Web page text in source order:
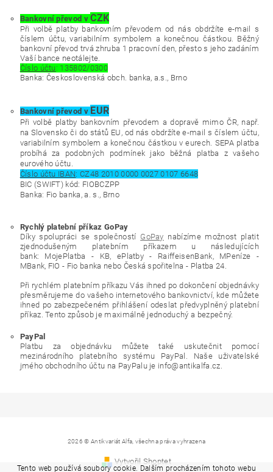
Bankovní převod vCZK
Při volbě platby bankovním převodem od nás obdržíte e-mail s
číslem účtu, variabilním symbolem a konečnou částkou. Běžný
bankovní převod trvá zhruba 1 pracovní den, přesto s jeho zadáním
Vaší bance neotálejte.
Číslo účtu: 135802/0300
Banka: Československá obch. banka, a.s., Brno
Bankovní převod v EUR
Při volbě platby bankovním převodem a dopravě mimo ČR, např.
na Slovensko či do států EU, od nás obdržíte e-mail s číslem účtu,
variabilním symbolem a konečnou částkou v eurech. SEPA platba
probíhá za podobných podmínek jako běžná platba z vašeho
eurového účtu.
Číslo účtu IBAN: CZ48 2010 0000 0027 0107 6648
BIC (SWIFT) kód: FIOBCZPP
Banka: Fio banka, a. s., Brno
Rychlý platební příkaz GoPay
Díky spolupráci se společností GoPay nabízíme možnost platit
zjednodušeným platebním příkazem u následujících
bank: MojePlatba - KB, ePlatby - RaiffeisenBank, MPeníze -
MBank, FIO - Fio banka nebo Česká spořitelna - Platba 24.
Při rychlém platebním příkazu Vás ihned po dokončení objednávky
přesměrujeme do vašeho internetového bankovnictví, kde můžete
ihned po zabezpečeném přihlášení odeslat předvyplněný platební
příkaz. Tento způsob je maximálně jednoduchý a bezpečný.
PayPal
Platbu za objednávku můžete také uskutečnit pomocí
mezinárodního platebního systému PayPal. Naše uživatelské
jmého obchodního účtu na PayPalu je info@antikalfa.cz.
2026 © Antikvariát Alfa, všechna práva vyhrazena
Vytvořil Shoptet
Tento web používá soubory cookie. Dalším procházením tohoto webu